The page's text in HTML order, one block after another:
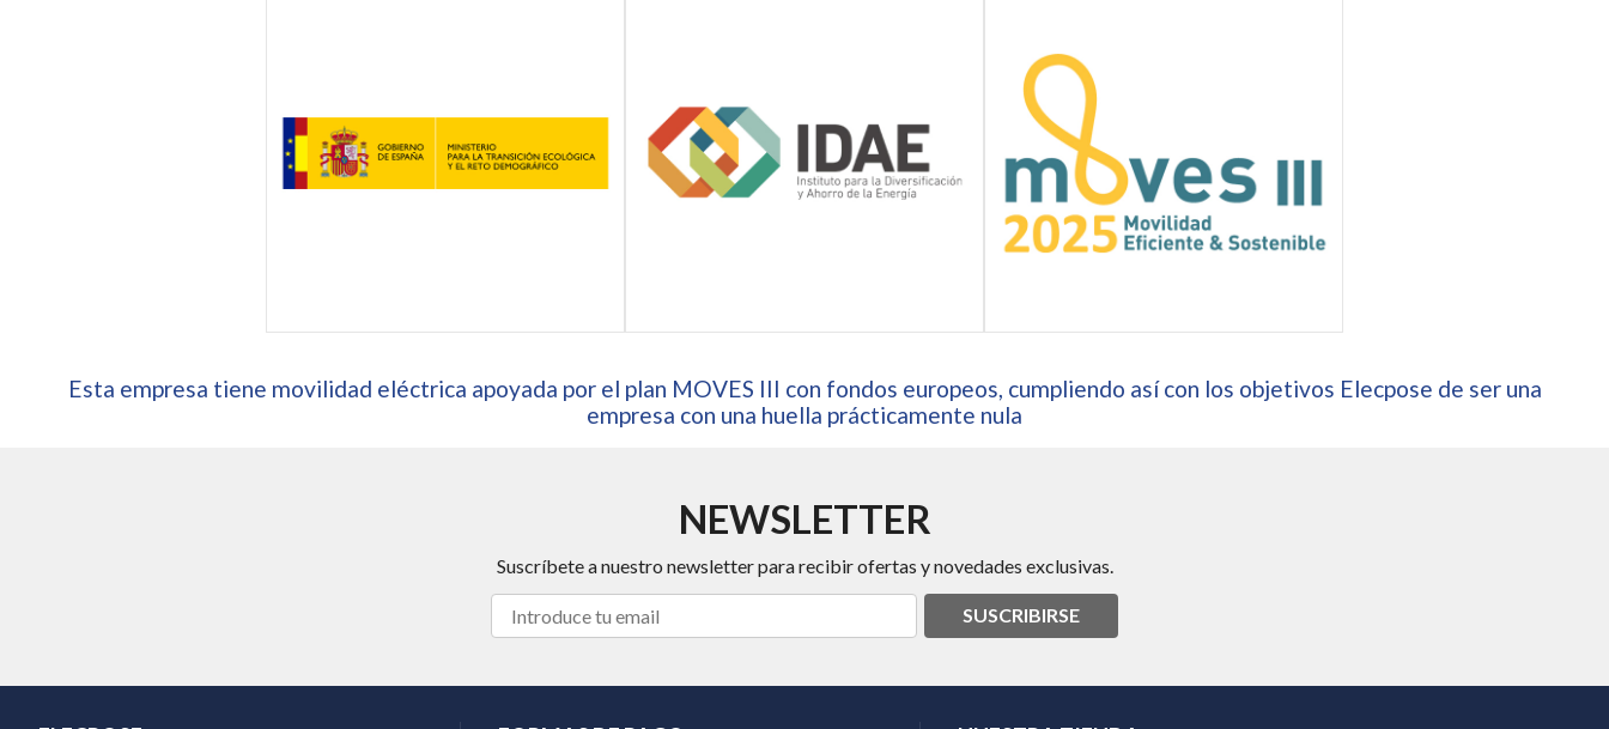
Esta empresa tiene movilidad eléctrica apoyada por el plan MOVES III con fondos europeos, cumpliendo así con los objetivos Elecpose de ser una
empresa con una huella prácticamente nula
NEWSLETTER
Suscríbete a nuestro newsletter para recibir ofertas y novedades exclusivas.
SUSCRIBIRSE